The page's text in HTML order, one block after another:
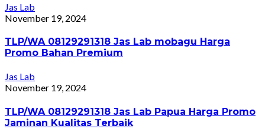
Jas Lab
November 19, 2024
TLP/WA 08129291318 Jas Lab mobagu Harga
Promo Bahan Premium
Jas Lab
November 19, 2024
TLP/WA 08129291318 Jas Lab Papua Harga Promo
Jaminan Kualitas Terbaik